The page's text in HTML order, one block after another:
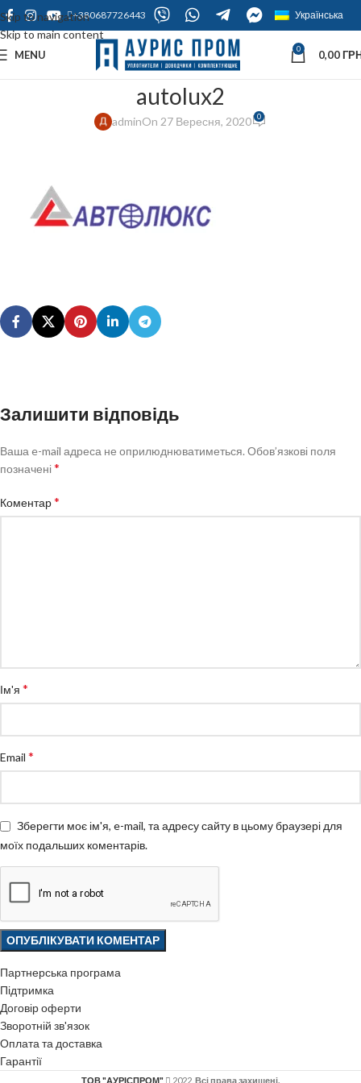
Skip to navigation
Skip to main content
+380687726443 Українська
MENU 0 0,00
autolux2
adminOn 27 Вересня, 2020 0
Залишити відповідь
Ваша e-mail адреса не оприлюднюватиметься. Обов’язкові поля
позначені*
Коментар*
Ім'я *
Email *
Зберегти моє ім'я, e-mail, та адресу сайту в цьому браузері для
моїх подальших коментарів.
Партнерська програма
Підтримка
Договір оферти
Зворотній зв'язок
Оплата та доставка
Гарантії
ТОВ "АУРІСПРОМ" 2022. Всі права захищені.